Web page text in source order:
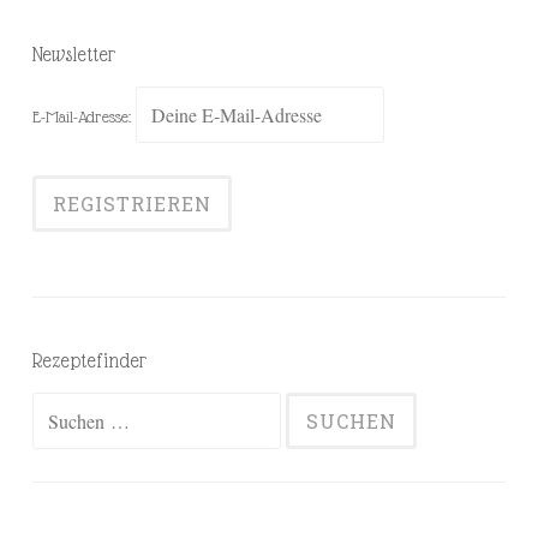
Newsletter
E-Mail-Adresse:
Rezeptefinder